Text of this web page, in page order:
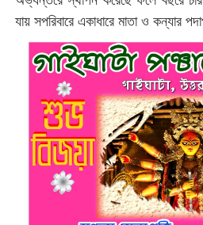
যায় সপরিবারে একাধারে মাতা ও কন্যার